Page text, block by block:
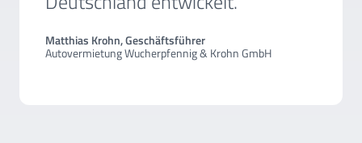
Matthias Krohn, Geschäftsführer
Autovermietung Wucherpfennig & Krohn GmbH